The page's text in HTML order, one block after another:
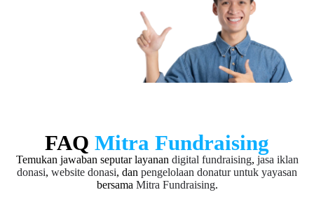
FAQ Mitra Fundraising
Temukan jawaban seputar layanan digital fundraising, jasa iklan
donasi, website donasi, dan pengelolaan donatur untuk yayasan
bersama Mitra Fundraising.